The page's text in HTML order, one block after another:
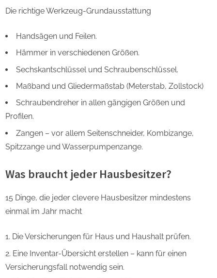
Die richtige Werkzeug-Grundausstattung
Handsägen und Feilen.
Hämmer in verschiedenen Größen.
Sechskantschlüssel und Schraubenschlüssel.
Maßband und Gliedermaßstab (Meterstab, Zollstock)
Schraubendreher in allen gängigen Größen und
Profilen.
Zangen – vor allem Seitenschneider, Kombizange,
Spitzzange und Wasserpumpenzange.
Was braucht jeder Hausbesitzer?
15 Dinge, die jeder clevere Hausbesitzer mindestens
einmal im Jahr macht
Die Versicherungen für Haus und Haushalt prüfen.
Eine Inventar-Übersicht erstellen – kann für einen
Versicherungsfall notwendig sein.